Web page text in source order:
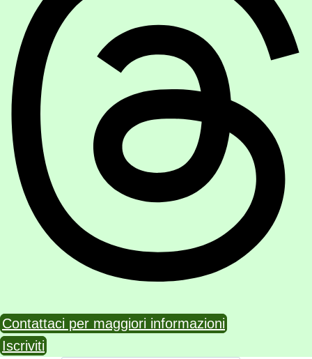
Contattaci per maggiori informazioni
Iscriviti